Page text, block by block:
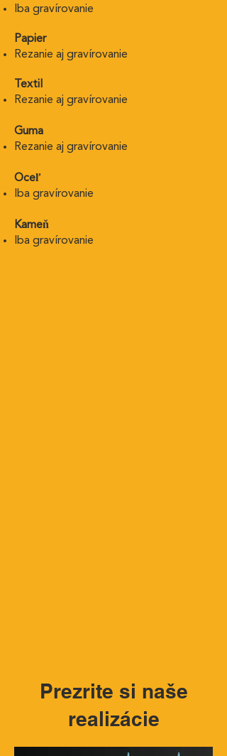
Iba gravírovanie
Papier
Rezanie aj gravírovanie
Textil
Rezanie aj gravírovanie
Guma
Rezanie aj gravírovanie
Oceľ
Iba gravírovanie
Kameň
Iba gravírovanie
Prezrite si naše
realizácie